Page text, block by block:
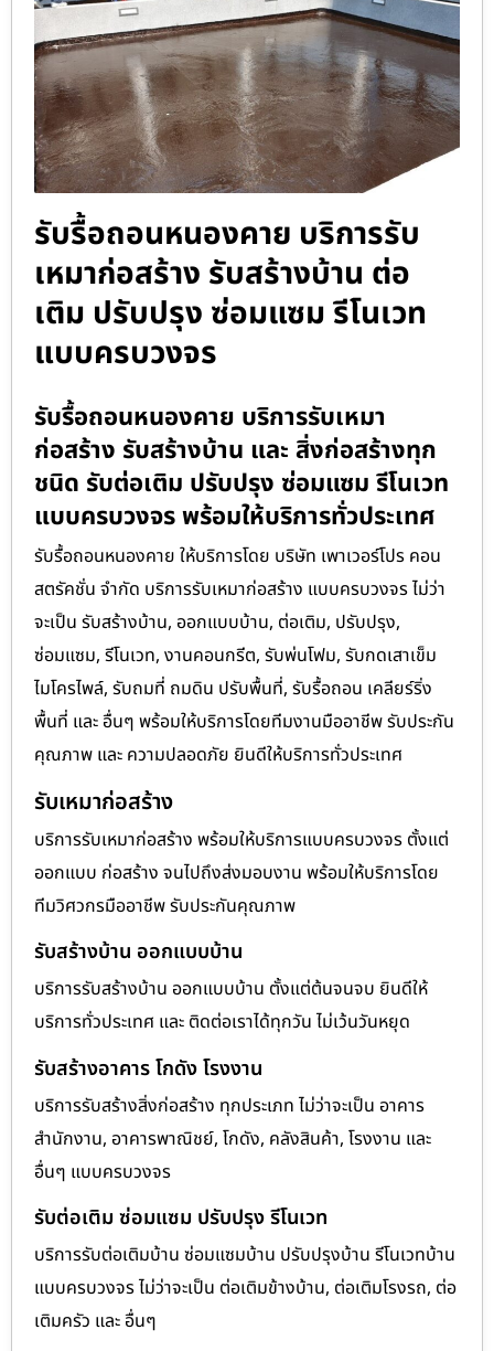
รับรื้อถอนหนองคาย บริการรับ
เหมาก่อสร้าง รับสร้างบ้าน ต่อ
เติม ปรับปรุง ซ่อมแซม รีโนเวท
แบบครบวงจร
รับรื้อถอนหนองคาย บริการรับเหมา
ก่อสร้าง รับสร้างบ้าน และ สิ่งก่อสร้างทุก
ชนิด รับต่อเติม ปรับปรุง ซ่อมแซม รีโนเวท
แบบครบวงจร พร้อมให้บริการทั่วประเทศ
รับรื้อถอนหนองคาย ให้บริการโดย บริษัท เพาเวอร์โปร คอน
สตรัคชั่น จำกัด บริการรับเหมาก่อสร้าง แบบครบวงจร ไม่ว่า
จะเป็น รับสร้างบ้าน, ออกแบบบ้าน, ต่อเติม, ปรับปรุง,
ซ่อมแซม, รีโนเวท, งานคอนกรีต, รับพ่นโฟม, รับกดเสาเข็ม
ไมโครไพล์, รับถมที่ ถมดิน ปรับพื้นที่, รับรื้อถอน เคลียร์ริ่ง
พื้นที่ และ อื่นๆ พร้อมให้บริการโดยทีมงานมืออาชีพ รับประกัน
คุณภาพ และ ความปลอดภัย ยินดีให้บริการทั่วประเทศ
รับเหมาก่อสร้าง
บริการรับเหมาก่อสร้าง พร้อมให้บริการแบบครบวงจร ตั้งแต่
ออกแบบ ก่อสร้าง จนไปถึงส่งมอบงาน พร้อมให้บริการโดย
ทีมวิศวกรมืออาชีพ รับประกันคุณภาพ
รับสร้างบ้าน ออกแบบบ้าน
บริการรับสร้างบ้าน ออกแบบบ้าน ตั้งแต่ต้นจนจบ ยินดีให้
บริการทั่วประเทศ และ ติดต่อเราได้ทุกวัน ไม่เว้นวันหยุด
รับสร้างอาคาร โกดัง โรงงาน
บริการรับสร้างสิ่งก่อสร้าง ทุกประเภท ไม่ว่าจะเป็น อาคาร
สำนักงาน, อาคารพาณิชย์, โกดัง, คลังสินค้า, โรงงาน และ
อื่นๆ แบบครบวงจร
รับต่อเติม ซ่อมแซม ปรับปรุง รีโนเวท
บริการรับต่อเติมบ้าน ซ่อมแซมบ้าน ปรับปรุงบ้าน รีโนเวทบ้าน
แบบครบวงจร ไม่ว่าจะเป็น ต่อเติมข้างบ้าน, ต่อเติมโรงรถ, ต่อ
เติมครัว และ อื่นๆ